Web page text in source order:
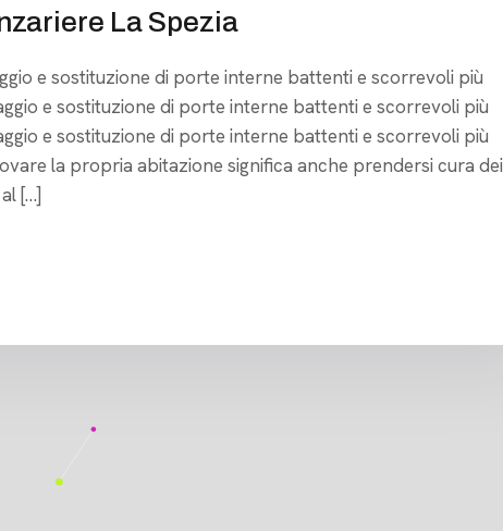
La Spezia
e sostituzione di porte interne battenti e scorrevoli più
e sostituzione di porte interne battenti e scorrevoli più
e sostituzione di porte interne battenti e scorrevoli più
la propria abitazione significa anche prendersi cura dei
[…]